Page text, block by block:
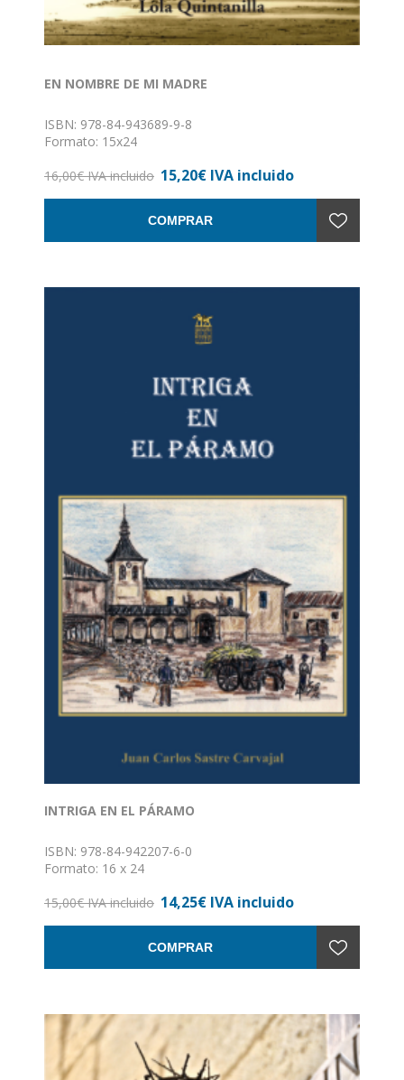
EN NOMBRE DE MI MADRE
ISBN: 978-84-943689-9-8
Formato: 15x24
Encuadernación: Rústica con solapa
16,00€ IVA incluido 15,20€ IVA incluido
COMPRAR
INTRIGA EN EL PÁRAMO
ISBN: 978-84-942207-6-0
Formato: 16 x 24
15,00€ IVA incluido 14,25€ IVA incluido
COMPRAR